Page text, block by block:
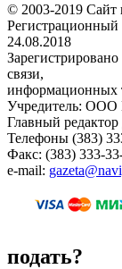
© 2003-2019
24.08.2018
связи,
информационных
Учредитель: ООО
Главный
Телефоны (383)
Факс: (383) 333-
e-mail:
подать?